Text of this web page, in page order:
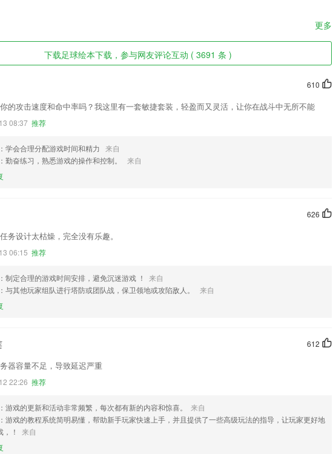
更多
下载足球绘本下载，参与网友评论互动 ( 3691 条 )
610
的攻击速度和命中率吗？我这里有一套敏捷套装，轻盈而又灵活，让你在战斗中无所不能
08:37 推荐
：学会合理分配游戏时间和精力 来自
：勤奋练习，熟悉游戏的操作和控制。
来自
626
务设计太枯燥，完全没有乐趣。
06:15 推荐
：制定合理的游戏时间安排，避免沉迷游戏 ！
来自
：与其他玩家组队进行塔防或团队战，保卫领地或攻陷敌人。
来自
612
器容量不足，导致延迟严重
22:26 推荐
：游戏的更新和活动非常频繁，每次都有新的内容和惊喜。
来自
：游戏的教程系统简明易懂，帮助新手玩家快速上手，并且提供了一些高级玩法的指导，让玩家更好地
！
来自